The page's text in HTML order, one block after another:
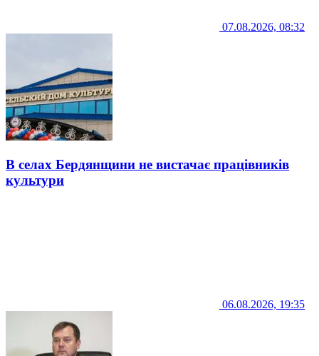
07.08.2026, 08:32
В селах Бердянщини не вистачає працівників
культури
06.08.2026, 19:35